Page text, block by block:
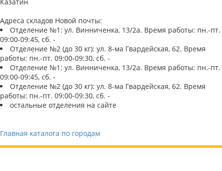
Адреса складов Новой почты:
Отделение №1: ул. Винниченка, 13/2а. Время работы: пн.-пт.
09:00-09:45, сб. -
Отделение №2 (до 30 кг): ул. 8-ма Гвардейская, 62. Время
работы: пн.-пт. 09:00-09:30, сб. -
Отделение №1: ул. Винниченка, 13/2а. Время работы: пн.-пт.
09:00-09:45, сб. -
Отделение №2 (до 30 кг): ул. 8-ма Гвардейская, 62. Время
работы: пн.-пт. 09:00-09:30, сб. -
остальные отделения на сайте
Главная каталога по городам